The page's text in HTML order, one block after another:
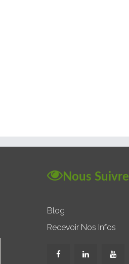
Nous Suivre
Blog
Recevoir Nos Infos